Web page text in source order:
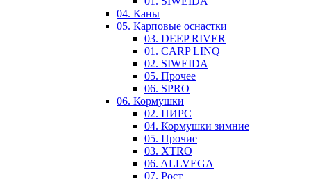
04. Каны
05. Карповые оснастки
03. DEEP RIVER
01. CARP LINQ
02. SIWEIDA
05. Прочее
06. SPRO
06. Кормушки
02. ПИРС
04. Кормушки зимние
05. Прочие
03. XTRO
06. ALLVEGA
07. Рост